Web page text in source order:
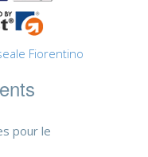
Fiorentino
pour le